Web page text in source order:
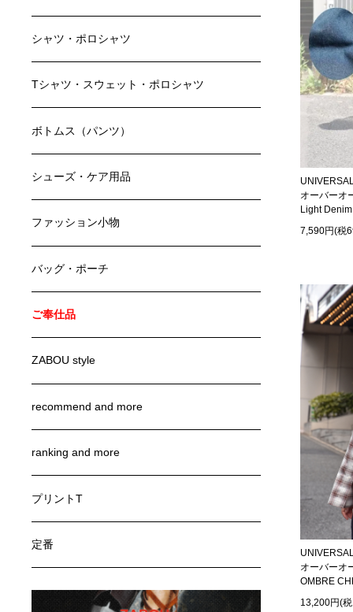
オーバーオ
Light Denim
7,590円(税
オーバーオ
OMBRE
13,200円(
シャツ・ポロシャツ
Tシャツ・スウェット・ポロシャツ
ボトムス（パンツ）
シューズ・ケア用品
ファッション小物
バッグ・ポーチ
ご奉仕品
ZABOU style
recommend and more
ranking and more
プリントT
定番